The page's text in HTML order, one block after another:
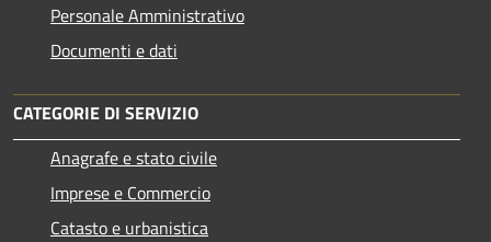
Personale Amministrativo
Documenti e dati
CATEGORIE DI SERVIZIO
Anagrafe e stato civile
Imprese e Commercio
Catasto e urbanistica